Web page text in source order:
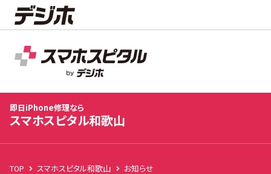
スマホスピタル和歌山
店舗TOP
即日iPhone修理なら
スマホスピタル和歌山
TOP スマホスピタル和歌山 お知らせ